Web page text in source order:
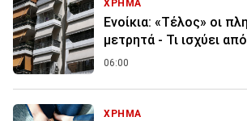
ΧΡΗΜΑ
Ενοίκια: «Τέλος» οι
μετρητά - Τι ισχύει
06:00
ΧΡΗΜΑ